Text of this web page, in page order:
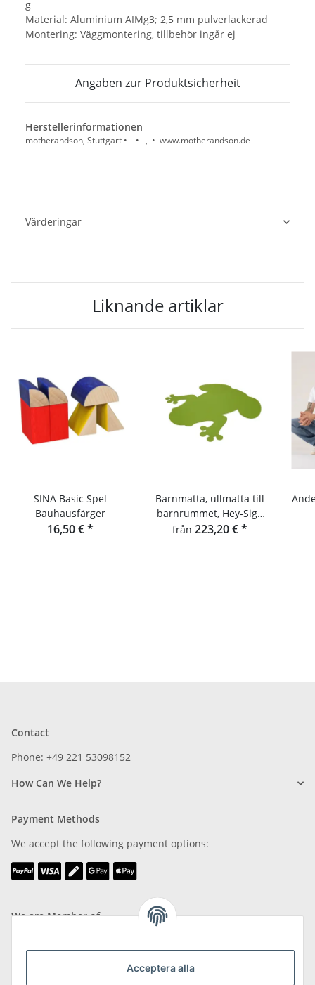
Acceptera alla
g
Material: Aluminium AIMg3; 2,5 mm pulverlackerad
Montering: Väggmontering, tillbehör ingår ej
Angaben zur Produktsicherheit
Herstellerinformationen
motherandson, Stuttgart • • , • www.motherandson.de
Värderingar
Liknande artiklar
SINA Basic Spel
Bauhausfärger
16,50 €*
Barnmatta, ullmatta till
barnrummet, Hey-Sign
grodmatta
från 223,20 €*
Contact
Phone: +49 221 53098152
How Can We Help?
Payment Methods
We accept the following payment options:
We are Member of